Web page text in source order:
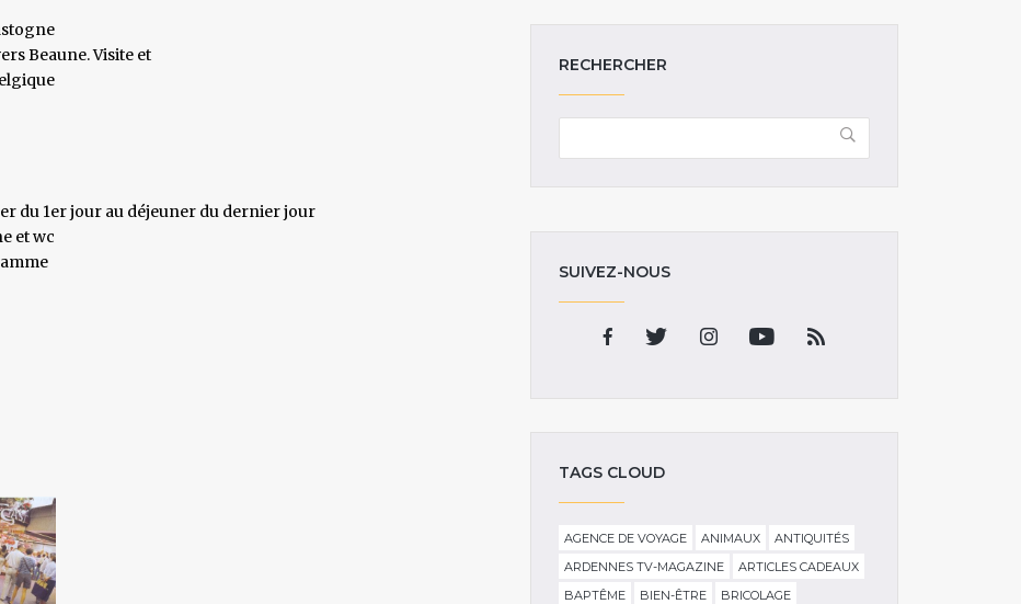
Beaune. Visite et
du 1er jour au déjeuner du dernier jour
et wc
RECHERCHER
SUIVEZ-NOUS
TAGS CLOUD
AGENCE DE VOYAGE ANIMAUX
ANTIQUITÉS
ARDENNES TV-MAGAZINE
ARTICLES CADEAUX
BAPTÊME
BIEN-ÊTRE
BRICOLAGE